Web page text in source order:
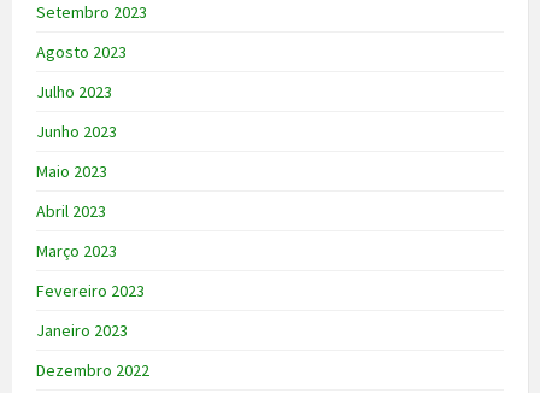
Setembro 2023
Agosto 2023
Julho 2023
Junho 2023
Maio 2023
Abril 2023
Março 2023
Fevereiro 2023
Janeiro 2023
Dezembro 2022